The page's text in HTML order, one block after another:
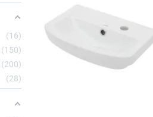
16
150
200
28